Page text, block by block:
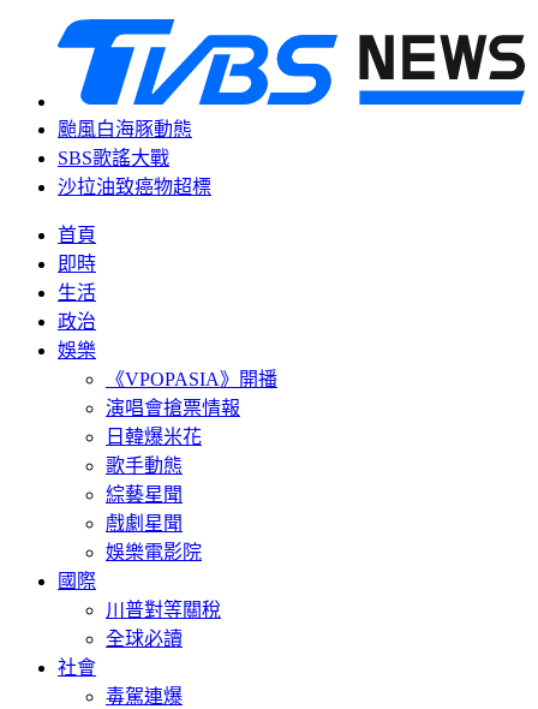
颱風白海豚動態
SBS歌謠大戰
沙拉油致癌物超標
首頁
即時
生活
政治
娛樂
《VPOPASIA》開播
演唱會搶票情報
日韓爆米花
歌手動態
綜藝星聞
戲劇星聞
娛樂電影院
國際
川普對等關稅
全球必讀
社會
毒駕連爆